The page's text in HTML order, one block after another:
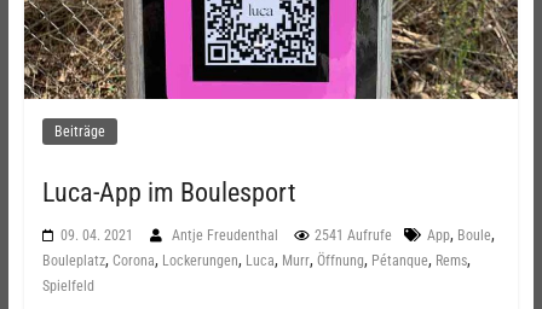
Beiträge
Luca-App im Boulesport
09. 04. 2021 Antje Freudenthal 2541 Aufrufe App, Boule,
Bouleplatz, Corona, Lockerungen, Luca, Murr, Öffnung, Pétanque, Rems,
Spielfeld